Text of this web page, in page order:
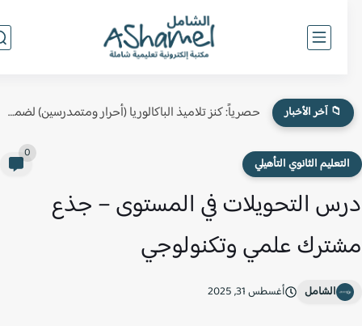
📁 آخر الأخبار حصرياً: كنز تلاميذ الباكالوريا (أحرار ومتمدرسين) لضمان النقطة الكاملة في...
الثانوي التأهيلي
التحويلات في المستوى – جذع
علمي وتكنولوجي
الشامل أغسطس 31, 2025